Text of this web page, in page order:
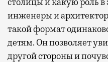
инженеры и
такой формат
детям. Он позволяет
другой стороны и